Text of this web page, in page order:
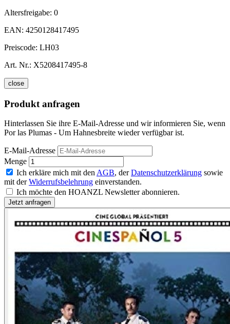
Altersfreigabe: 0
EAN: 4250128417495
Preiscode: LH03
Art. Nr.: X5208417495-8
close
Produkt anfragen
Hinterlassen Sie ihre E-Mail-Adresse und wir informieren Sie, wenn
Por las Plumas - Um Hahnesbreite wieder verfügbar ist.
E-Mail-Adresse
Menge
Ich erkläre mich mit den AGB, derDatenschutzerklärung sowie
mit derWiderrufsbelehrung einverstanden.
Ich möchte den HOANZL Newsletter abonnieren.